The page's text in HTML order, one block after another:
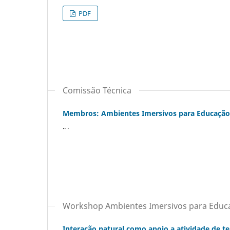
PDF
Comissão Técnica
Membros: Ambientes Imersivos para Educação
.. .
Workshop Ambientes Imersivos para